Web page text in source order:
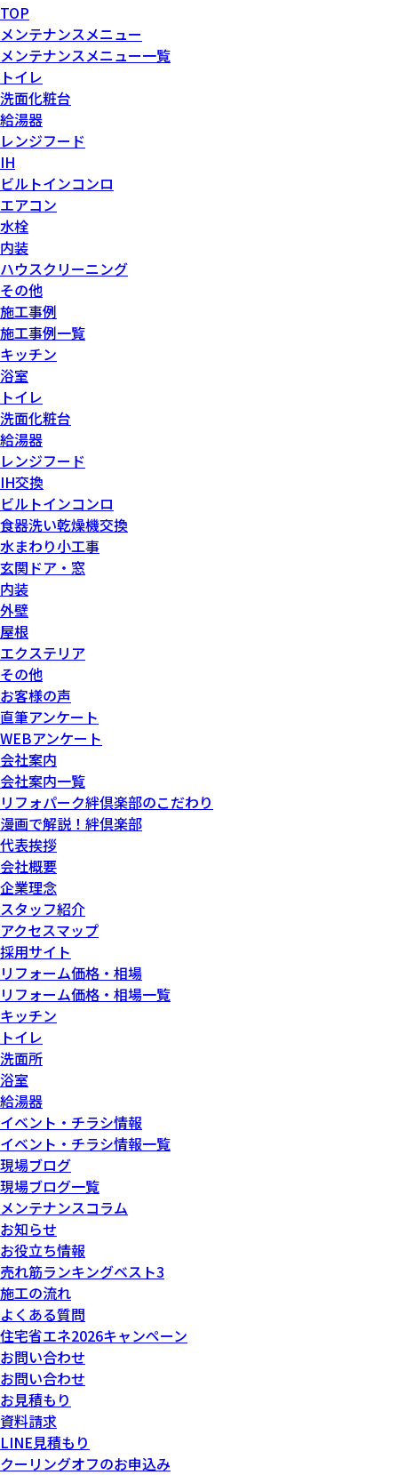
TOP
メンテナンスメニュー
メンテナンスメニュー一覧
トイレ
洗面化粧台
給湯器
レンジフード
IH
ビルトインコンロ
エアコン
水栓
内装
ハウスクリーニング
その他
施工事例
施工事例一覧
キッチン
浴室
トイレ
洗面化粧台
給湯器
レンジフード
IH交換
ビルトインコンロ
食器洗い乾燥機交換
水まわり小工事
玄関ドア・窓
内装
外壁
屋根
エクステリア
その他
お客様の声
直筆アンケート
WEBアンケート
会社案内
会社案内一覧
リフォパーク絆倶楽部のこだわり
漫画で解説！絆倶楽部
代表挨拶
会社概要
企業理念
スタッフ紹介
アクセスマップ
採用サイト
リフォーム価格・相場
リフォーム価格・相場一覧
キッチン
トイレ
洗面所
浴室
給湯器
イベント・チラシ情報
イベント・チラシ情報一覧
現場ブログ
現場ブログ一覧
メンテナンスコラム
お知らせ
お役立ち情報
売れ筋ランキングベスト3
施工の流れ
よくある質問
住宅省エネ2026キャンペーン
お問い合わせ
お問い合わせ
お見積もり
資料請求
LINE見積もり
クーリングオフのお申込み